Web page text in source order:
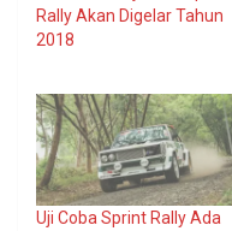
Rally Akan Digelar Tahun
2018
Uji Coba Sprint Rally Ada